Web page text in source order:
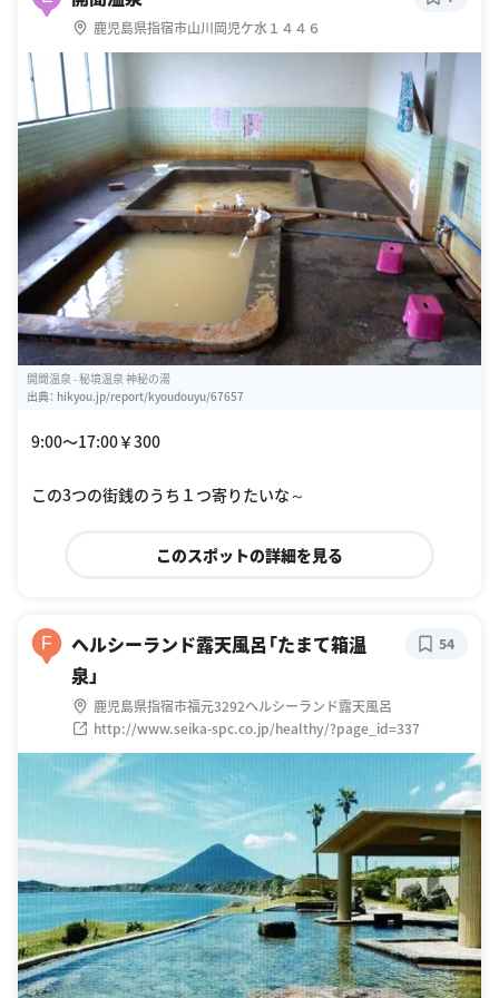
鹿児島県指宿市山川岡児ケ水１４４６
開聞温泉 - 秘境温泉 神秘の湯
出典： hikyou.jp/report/kyoudouyu/67657
9:00〜17:00￥300
この3つの街銭のうち１つ寄りたいな～
このスポットの詳細を見る
F
ヘルシーランド露天風呂「たまて箱温
泉」
鹿児島県指宿市福元3292ヘルシーランド露天風呂
http://www.seika-spc.co.jp/healthy/?page_id=337
54